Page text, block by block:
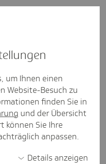
Wittig-
Landes­
Bayern
GKV
um Ihnen einen
Website-Besuch zu
finden Sie in
und der Übersicht
können Sie Ihre
anpassen.
Details anzeigen